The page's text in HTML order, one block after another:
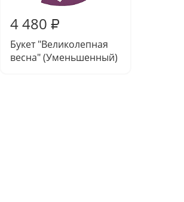
4 480 ₽
Букет "Великолепная
весна" (Уменьшенный)